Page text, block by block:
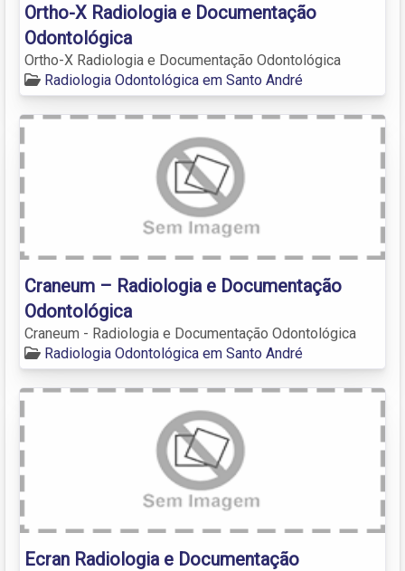
Ortho-X Radiologia e Documentação
Odontológica
Ortho-X Radiologia e Documentação Odontológica
Radiologia Odontológica em Santo André
Craneum – Radiologia e Documentação
Odontológica
Craneum - Radiologia e Documentação Odontológica
Radiologia Odontológica em Santo André
Ecran Radiologia e Documentação